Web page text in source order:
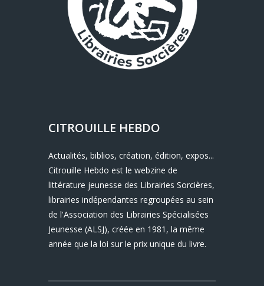
CITROUILLE HEBDO
Actualités, biblios, création, édition, expos...
Citrouille Hebdo est le webzine de
littérature jeunesse des Librairies Sorcières,
librairies indépendantes regroupées au sein
de l'Association des Librairies Spécialisées
Jeunesse (ALSJ), créée en 1981, la même
année que la loi sur le prix unique du livre.